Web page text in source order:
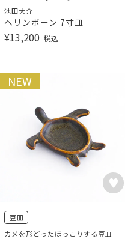
池田大介
へリンボーン 7寸皿
¥13,200 税込
NEW
豆皿
カメを形どったほっこりする豆皿